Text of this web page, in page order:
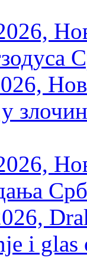
i